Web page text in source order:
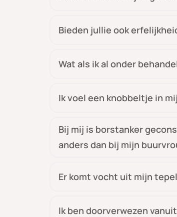
Bieden jullie ook
Wat als ik al onder
Ik voel een knobbeltje in
Bij mij is borstanker
anders dan bij mijn
Er komt vocht uit mijn
Ik ben doorverwezen